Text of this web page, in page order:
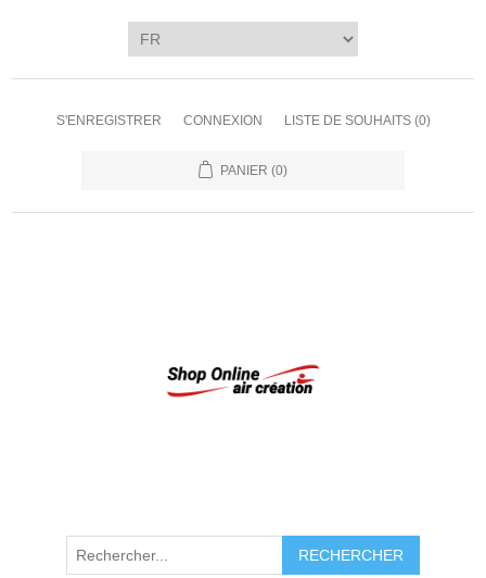
S'ENREGISTRER CONNEXION LISTE DE SOUHAITS (0)
PANIER (0)
RECHERCHER